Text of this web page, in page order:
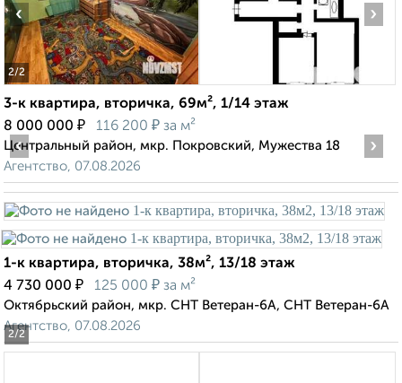
2/2
‹ ›
3-к квартира, вторичка, 69м², 1/14 этаж
8 000 000 ₽ 116 200 ₽ за м²
Центральный район, мкр. Покровский, Мужества 18
Агентство, 07.08.2026
2/2
‹ ›
1-к квартира, вторичка, 38м², 13/18 этаж
4 730 000 ₽ 125 000 ₽ за м²
Октябрьский район, мкр. СНТ Ветеран-6А, СНТ Ветеран-6А
Агентство, 07.08.2026